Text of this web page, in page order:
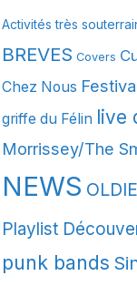
e
s
Activités très
BREVES Covers
Chez Nous
griffe du Félin live
Morrissey/The
NEWS
Playlist
punk bands